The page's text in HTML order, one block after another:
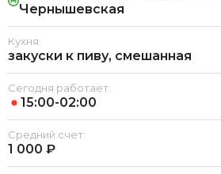
Чернышевская
Кухня:
закуски к пиву, смешанная
Сегодня работает:
15:00-02:00
Средний счет:
1 000 ₽